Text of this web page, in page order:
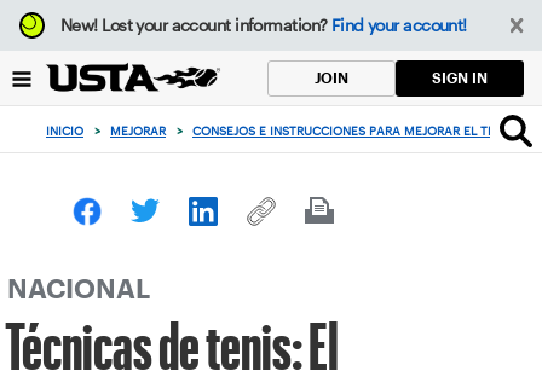
Enfoque
desde
botón
volver
principio
New!Lost your account information? Find your account!
JOIN SIGN IN
INICIO > MEJORAR > CONSEJOS E INSTRUCCIONES PARA MEJORAR EL TENIS >
NACIONAL
Técnicas de tenis: El